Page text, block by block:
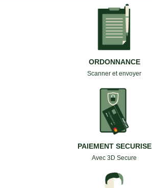
ORDONNANCE
Scanner et envoyer
PAIEMENT SECURISE
Avec 3D Secure